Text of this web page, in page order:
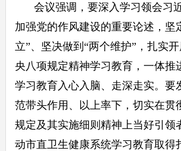
会议强调，要深入学习领会习
加强党的作风建设的重要论述，坚
立”、坚决做到“两个维护”，扎实
央八项规定精神学习教育，一体推
学习教育入心入脑、走深走实。要
范带头作用、以上率下，切实在贯
规定及其实施细则精神上当好引领
动市直卫生健康系统学习教育取得